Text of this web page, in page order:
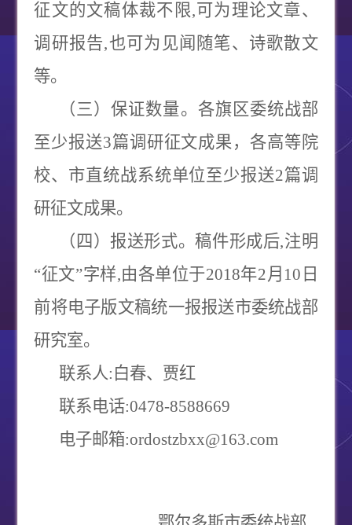
征文的文稿体裁不限,可为理论文章、
调研报告,也可为见闻随笔、诗歌散文
等。
（三）保证数量。各旗区委统战部
至少报送3篇调研征文成果，各高等院
校、市直统战系统单位至少报送2篇调
研征文成果。
（四）报送形式。稿件形成后,注明
“征文”字样,由各单位于2018年2月 10 日
前将电子版文稿统一报报送市委统战部
研究室。
联系人: 白春、贾红
联系电话:0478-8588669
电子邮箱:ordostzbxx@163.com